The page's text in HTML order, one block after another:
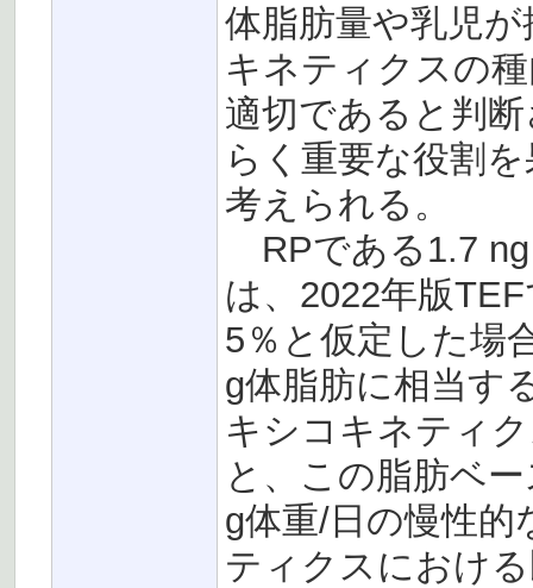
体脂肪量や乳児
キネティクスの
適切であると判
らく重要な役割
考えられる。
RPである1.7 ng
は、2022年版
5％と仮定した場
g体脂肪に相当す
キシコキネティ
と、この脂肪ベ
g体重/日の慢性
ティクスにおけ